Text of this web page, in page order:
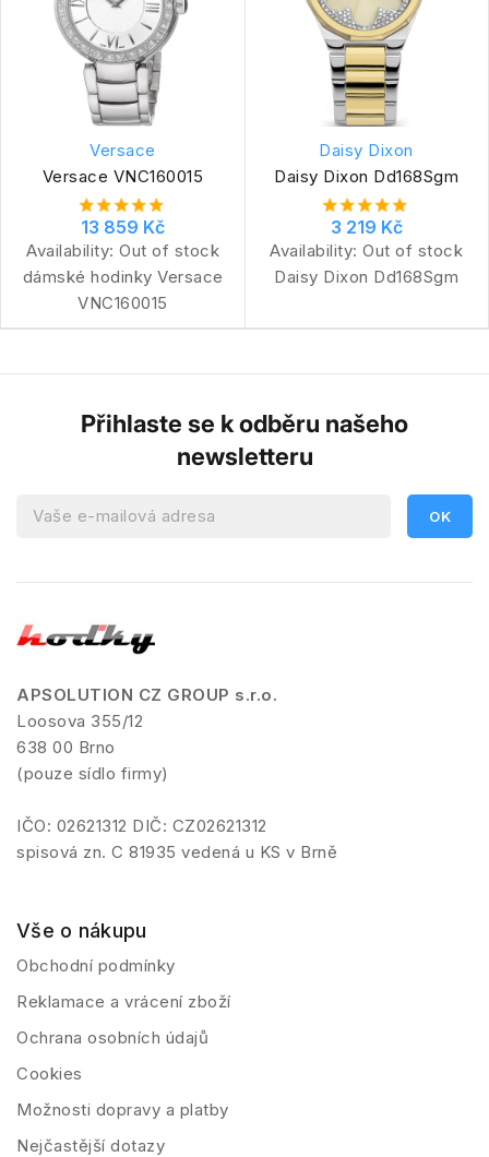
Versace
Versace VNC160015
13 859 Kč
Availability: Out of stock
dámské hodinky Versace
VNC160015
Daisy Dixon
Daisy Dixon Dd168Sgm
3 219 Kč
Availability: Out of stock
Daisy Dixon Dd168Sgm
Přihlaste se k odběru našeho
newsletteru
APSOLUTION CZ GROUP s.r.o.
Loosova 355/12
638 00 Brno
(pouze sídlo firmy)
IČO: 02621312 DIČ: CZ02621312
spisová zn. C 81935 vedená u KS v Brně
Vše o nákupu
Obchodní podmínky
Reklamace a vrácení zboží
Ochrana osobních údajů
Cookies
Možnosti dopravy a platby
Nejčastější dotazy